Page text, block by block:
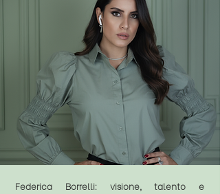
Federica Borrelli: visione, talento e